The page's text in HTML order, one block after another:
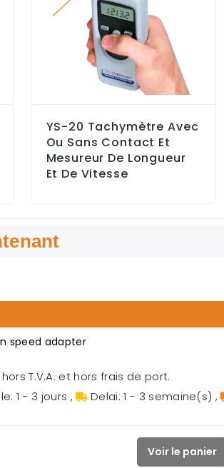
YS-20 Tachymètre Avec
Ou Sans Contact Et
Mesureur De Longueur
Et De Vitesse
speed adapter
T.V.A. et hors frais de port.
1 - 3 jours , Delai: 1 - 3 semaine(s) ,
Voir le panier